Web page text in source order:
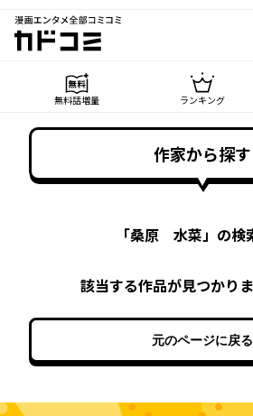
漫画エンタメ全部コミコミ
カドコミ
無料話増量 ランキング
作家から探す
「桑原 水菜」の検
該当する作品が見つかり
元のページに戻る